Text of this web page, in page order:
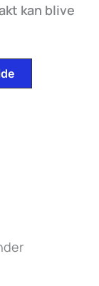
kan blive